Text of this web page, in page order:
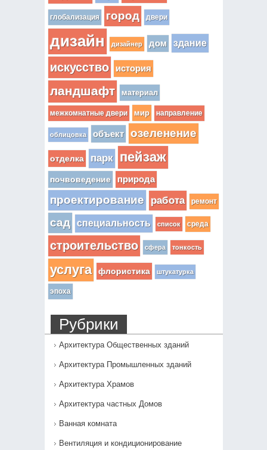
глобализация город двери
дизайн дизайнер дом здание
искусство история
ландшафт материал
межкомнатные двери мир направление
облицовка объект озеленение
отделка парк пейзаж
почвоведение природа
проектирование работа ремонт
сад специальность список среда
строительство сфера тонкость
услуга флористика штукатурка
эпоха
Рубрики
Архитектура Общественных зданий
Архитектура Промышленных зданий
Архитектура Храмов
Архитектура частных Домов
Ванная комната
Вентиляция и кондиционирование